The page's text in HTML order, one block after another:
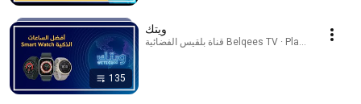
135
ويتك
قناة بلقيس الفضائية Belqees TV · Playlist